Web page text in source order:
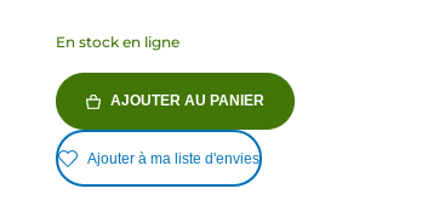
En stock en ligne
AJOUTER AU PANIER
Ajouter à ma liste d'envies